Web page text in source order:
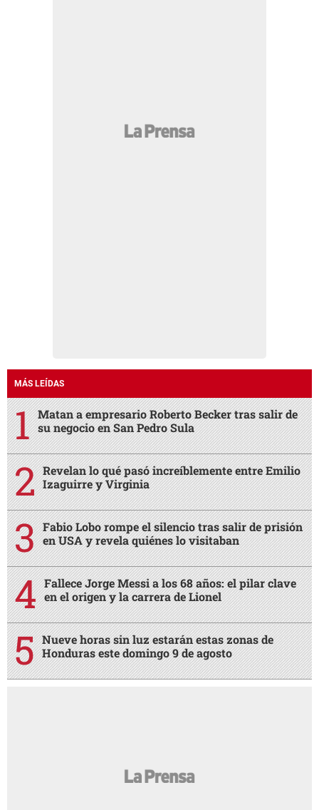
MÁS LEÍDAS
Matan a empresario Roberto Becker tras salir de
su negocio en San Pedro Sula
Revelan lo qué pasó increíblemente entre Emilio
Izaguirre y Virginia
Fabio Lobo rompe el silencio tras salir de prisión
en USA y revela quiénes lo visitaban
Fallece Jorge Messi a los 68 años: el pilar clave
en el origen y la carrera de Lionel
Nueve horas sin luz estarán estas zonas de
Honduras este domingo 9 de agosto